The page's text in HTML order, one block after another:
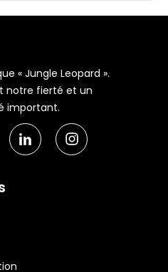
« Jungle Leopard ».
notre fierté et un
important.